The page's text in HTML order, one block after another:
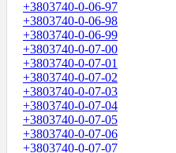
+3803740-0-06-97
+3803740-0-06-98
+3803740-0-06-99
+3803740-0-07-00
+3803740-0-07-01
+3803740-0-07-02
+3803740-0-07-03
+3803740-0-07-04
+3803740-0-07-05
+3803740-0-07-06
+3803740-0-07-07